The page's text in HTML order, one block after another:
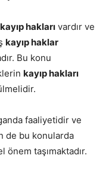
kayıp hakları vardır ve
kayıp haklar
Bu konu
kayıp hakları
faaliyetidir ve
de bu konularda
önem taşımaktadır.